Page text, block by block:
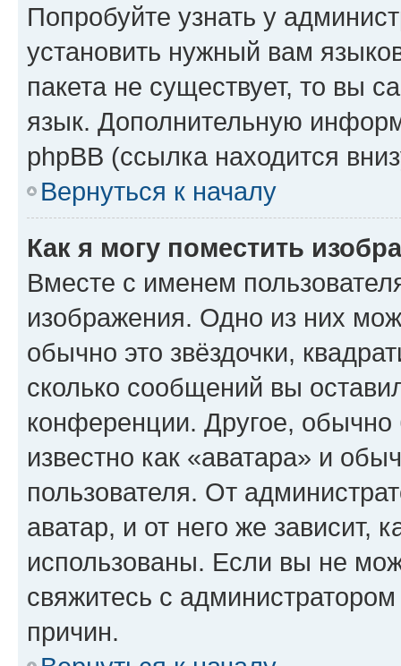
Попробуйте узнать у
установить нужный вам
пакета не существует, то вы
язык. Дополнительную
phpBB (ссылка находится
Вернуться к началу
Как я могу поместить
Вместе с именем
изображения. Одно из них
обычно это звёздочки,
сколько сообщений вы
конференции. Другое,
известно как «аватара» и
пользователя. От
аватар, и от него же зависит,
использованы. Если вы не
свяжитесь с
причин.